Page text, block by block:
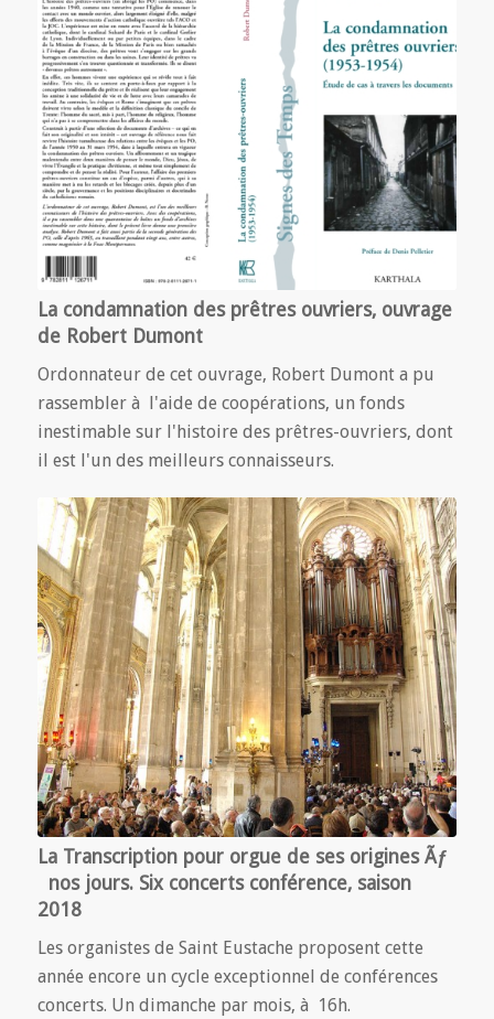
La condamnation des prêtres ouvriers, ouvrage
de Robert Dumont
Ordonnateur de cet ouvrage, Robert Dumont a pu
rassembler à l'aide de coopérations, un fonds
inestimable sur l'histoire des prêtres-ouvriers, dont
il est l'un des meilleurs connaisseurs.
La Transcription pour orgue de ses origines Ãƒ
nos jours. Six concerts conférence, saison
2018
Les organistes de Saint Eustache proposent cette
année encore un cycle exceptionnel de conférences
concerts. Un dimanche par mois, à 16h.